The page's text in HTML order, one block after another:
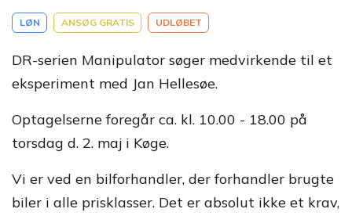
LØN ANSØG GRATIS UDLØBET
DR-serien Manipulator søger medvirkende til et
eksperiment med Jan Hellesøe.
Optagelserne foregår ca. kl. 10.00 - 18.00 på
torsdag d. 2. maj i Køge.
Vi er ved en bilforhandler, der forhandler brugte
biler i alle prisklasser. Det er absolut ikke et krav,